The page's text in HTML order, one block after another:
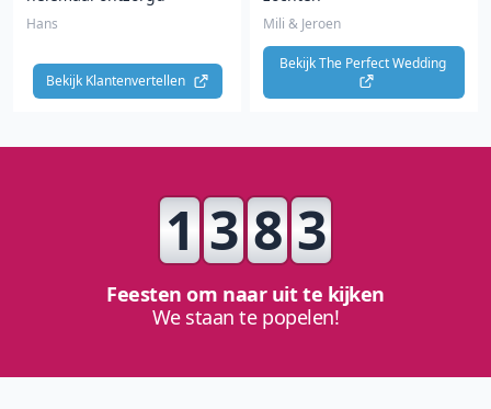
Hans
Bekijk Klantenvertellen
Mili & Jeroen
Bekijk The Perfect Wedding
1 3 8 3
Feesten om naar uit te kijken
We staan te popelen!